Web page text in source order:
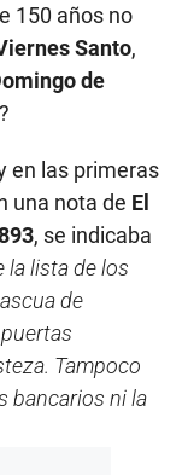
150 años no
Santo,
de
en las primeras
una nota de El
, se indicaba
la lista de los
de
Tampoco
bancarios ni la